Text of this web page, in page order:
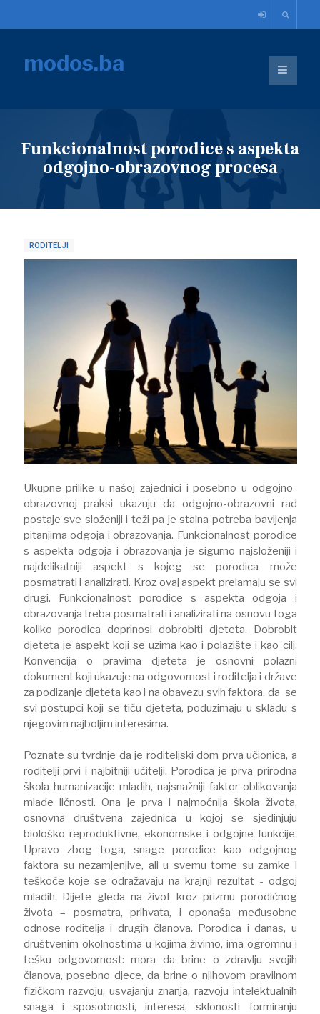
modos.ba
Funkcionalnost porodice s aspekta
odgojno-obrazovnog procesa
RODITELJI
Ukupne prilike u našoj zajednici i posebno u odgojno-
obrazovnoj praksi ukazuju da odgojno-obrazovni rad
postaje sve složeniji i teži pa je stalna potreba bavljenja
pitanjima odgoja i obrazovanja. Funkcionalnost porodice
s aspekta odgoja i obrazovanja je sigurno najsloženiji i
najdelikatniji aspekt s kojeg se porodica može
posmatrati i analizirati. Kroz ovaj aspekt prelamaju se svi
drugi. Funkcionalnost porodice s aspekta odgoja i
obrazovanja treba posmatrati i analizirati na osnovu toga
koliko porodica doprinosi dobrobiti djeteta. Dobrobit
djeteta je aspekt koji se uzima kao i polazište i kao cilj.
Konvencija o pravima djeteta je osnovni polazni
dokument koji ukazuje na odgovornost i roditelja i države
za podizanje djeteta kao i na obavezu svih faktora, da se
svi postupci koji se tiču djeteta, poduzimaju u skladu s
njegovim najboljim interesima.
Poznate su tvrdnje da je roditeljski dom prva učionica, a
roditelji prvi i najbitniji učitelji. Porodica je prva prirodna
škola humanizacije mladih, najsnažniji faktor oblikovanja
mlade ličnosti. Ona je prva i najmoćnija škola života,
osnovna društvena zajednica u kojoj se sjedinjuju
biološko-reproduktivne, ekonomske i odgojne funkcije.
Upravo zbog toga, snage porodice kao odgojnog
faktora su nezamjenjive, ali u svemu tome su zamke i
teškoće koje se odražavaju na krajnji rezultat - odgoj
mladih. Dijete gleda na život kroz prizmu porodičnog
života – posmatra, prihvata, i oponaša međusobne
odnose roditelja i drugih članova. Porodica i danas, u
društvenim okolnostima u kojima živimo, ima ogromnu i
tešku odgovornost: mora da brine o zdravlju svojih
članova, posebno djece, da brine o njihovom pravilnom
fizičkom razvoju, usvajanju znanja, razvoju intelektualnih
snaga i sposobnosti, interesa, sklonosti formiranju